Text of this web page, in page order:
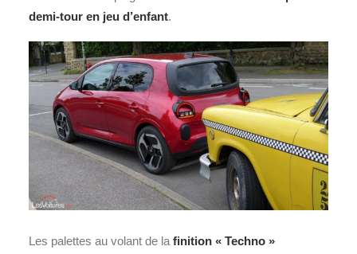
demi‑tour en jeu d’enfant.
Les palettes au volant de la finition « Techno »